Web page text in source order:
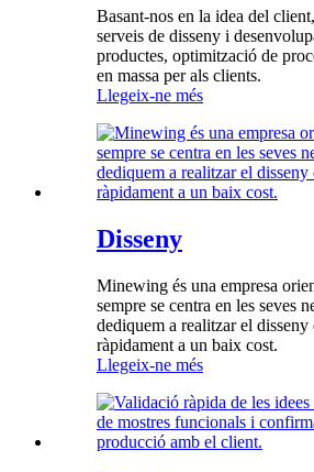
Basant-nos en la idea del
serveis de disseny i
productes, optimització de
en massa per als clients.
Llegeix-ne més
Disseny
Minewing és una empresa
sempre se centra en les seves
dediquem a realitzar el
ràpidament a un baix cost.
Llegeix-ne més